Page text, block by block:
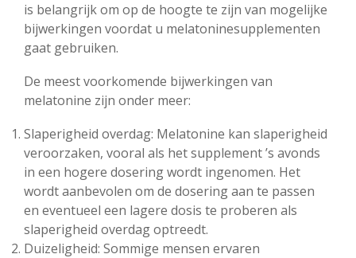
is belangrijk om op de hoogte te zijn van mogelijke
bijwerkingen voordat u melatoninesupplementen
gaat gebruiken.
De meest voorkomende bijwerkingen van
melatonine zijn onder meer:
Slaperigheid overdag: Melatonine kan slaperigheid
veroorzaken, vooral als het supplement ’s avonds
in een hogere dosering wordt ingenomen. Het
wordt aanbevolen om de dosering aan te passen
en eventueel een lagere dosis te proberen als
slaperigheid overdag optreedt.
Duizeligheid: Sommige mensen ervaren